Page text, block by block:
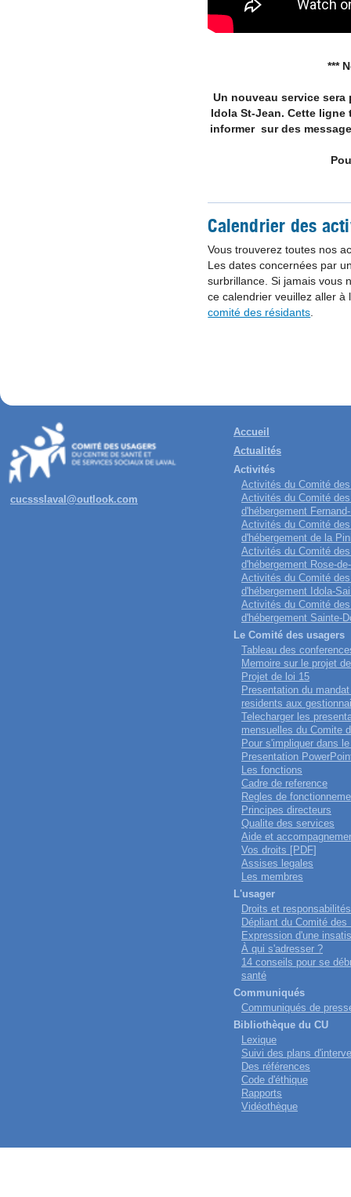
***
Un nouveau service
Idola St-Jean. Cette
informer sur des
Calendrier des
Vous trouverez toutes nos
Les dates concernées par
surbrillance. Si jamais vous
ce calendrier veuillez aller à
comité des résidants
cucssslaval@outlook.com
Accueil
Actualités
Activités
Activités du Comité
Activités du Comité
d'hébergement
Activités du Comité
d'hébergement de la
Activités du Comité
d'hébergement Rose-
Activités du Comité
d'hébergement Idola-
Activités du Comité
d'hébergement Sainte-
Le Comité des usagers
Tableau des
Memoire sur le projet
Projet de loi 15
Presentation du
residents aux
Telecharger les
mensuelles du Comite
Pour s'impliquer dans
Presentation
Les fonctions
Cadre de reference
Regles de
Principes directeurs
Qualite des services
Aide et
Vos droits [PDF]
Assises legales
Les membres
L'usager
Droits et responsabilités
Dépliant du Comité
Expression d'une
À qui s'adresser ?
14 conseils pour se
santé
Communiqués
Communiqués de
Bibliothèque du CU
Lexique
Suivi des plans
Des références
Code d'éthique
Rapports
Vidéothèque